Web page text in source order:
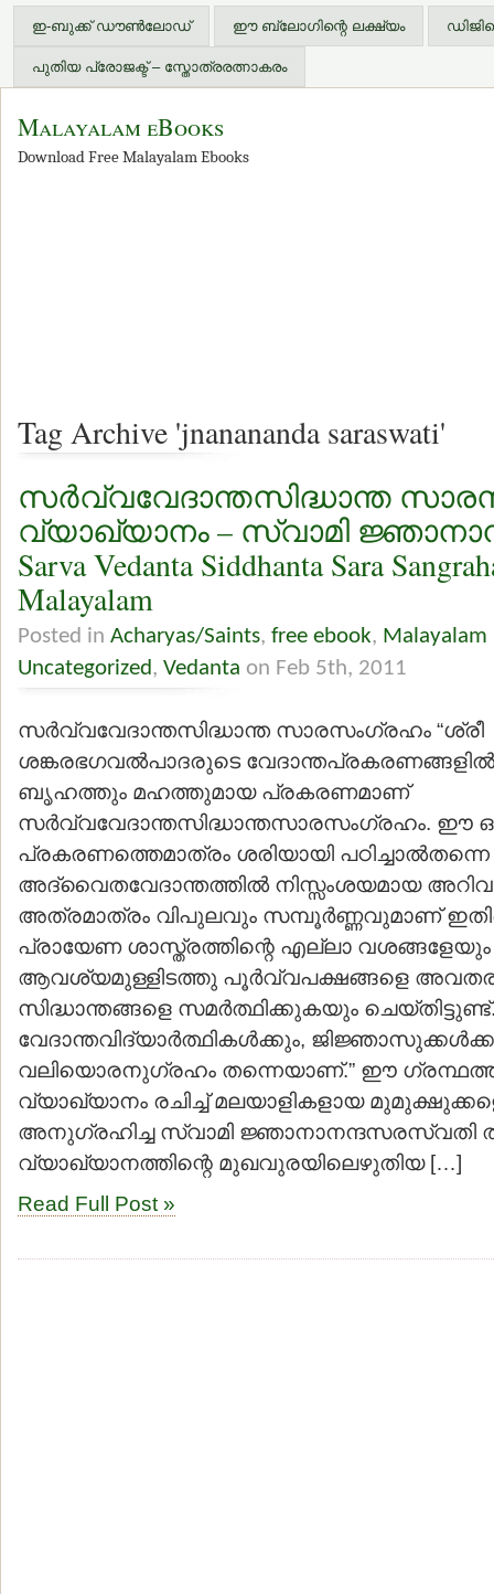
ഇ-ബുക്ക് ഡൗണ്‍ലോഡ് ഈ ബ്ലോഗിന്റെ ലക്ഷ്യം
പുതിയ പ്രോജക്ട് – സ്തോത്രരത്നാകരം
Malayalam eBooks
Download Free Malayalam Ebooks
Tag Archive 'jnanananda saraswati'
സര്‍വ്വവേദാന്തസിദ്ധാന്ത
വ്യാഖ്യാനം – സ്വാമി
Sarva Vedanta Siddhanta Sara
Malayalam
Posted in Acharyas/Saints, free ebook, Malayalam
Uncategorized, Vedanta on Feb 5th, 2011
സര്‍വ്വവേദാന്തസിദ്ധാന്ത സാരസംഗ്രഹം “ശ്രീ
ശങ്കരഭഗവല്‍പാദരുടെ
ബൃഹത്തും മഹത്തുമായ പ്രകരണമാണ്
സര്‍വ്വവേദാന്തസിദ്ധാന്തസാരസംഗ്രഹം. ഈ
പ്രകരണത്തെമാത്രം ശരിയായി
അദ്വൈതവേദാന്തത്തില്‍ നിസ്സംശയമായ
അത്രമാത്രം വിപുലവും സമ്പൂര്‍ണ്ണവുമാണ്
പ്രായേണ ശാസ്ത്രത്തിന്റെ എല്ലാ
ആവശ്യമുള്ളിടത്തു പൂര്‍വ്വപക്ഷങ്ങളെ
സിദ്ധാന്തങ്ങളെ സമര്‍ത്ഥിക്കുകയും
വേദാന്തവിദ്യാര്‍ത്ഥികള്‍ക്കും,
വലിയൊരനുഗ്രഹം തന്നെയാണ്.” ഈ
വ്യാഖ്യാനം രചിച്ച് മലയാളികളായ
അനുഗ്രഹിച്ച സ്വാമി ജ്ഞാനാനന്ദസരസ്വതി
വ്യാഖ്യാനത്തിന്റെ മുഖവുരയിലെഴുതിയ […]
Read Full Post »